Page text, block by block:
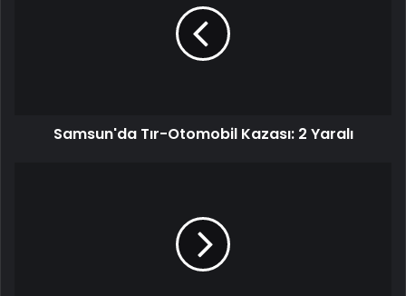
Samsun'da Tır-Otomobil Kazası: 2 Yaralı